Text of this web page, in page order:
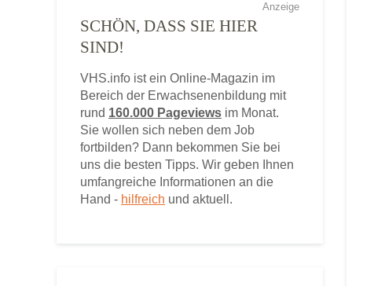
Anzeige
SCHÖN, DASS SIE HIER
SIND!
VHS.info ist ein Online-Magazin im
Bereich der Erwachsenenbildung mit
rund 160.000 Pageviews im Monat.
Sie wollen sich neben dem Job
fortbilden? Dann bekommen Sie bei
uns die besten Tipps. Wir geben Ihnen
umfangreiche Informationen an die
Hand - hilfreich und aktuell.